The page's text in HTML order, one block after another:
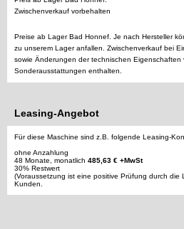
Zwischenverkauf vorbehalten
Preise ab Lager Bad Honnef. Je nach Hersteller
zu unserem Lager anfallen. Zwischenverkauf bei
sowie Änderungen der technischen
Sonderausstattungen enthalten.
Leasing-Angebot
Für diese Maschine sind z.B. folgende Leasing-
ohne Anzahlung
48 Monate, monatlich 485,63 € +MwSt
30% Restwert
(Voraussetzung ist eine positive Prüfung durch die
Kunden.